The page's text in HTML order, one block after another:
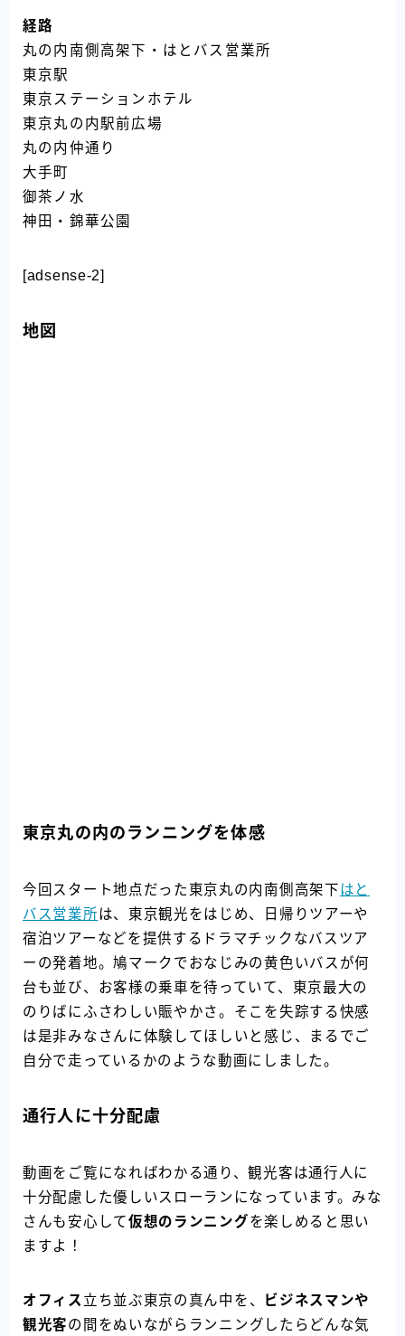
経路
丸の内南側高架下・はとバス営業所
東京駅
東京ステーションホテル
東京丸の内駅前広場
丸の内仲通り
大手町
御茶ノ水
神田・錦華公園
[adsense-2]
地図
東京丸の内のランニングを体感
今回スタート地点だった東京丸の内南側高架下はと
バス営業所は、東京観光をはじめ、日帰りツアーや
宿泊ツアーなどを提供するドラマチックなバスツア
ーの発着地。鳩マークでおなじみの黄色いバスが何
台も並び、お客様の乗車を待っていて、東京最大の
のりばにふさわしい賑やかさ。そこを失踪する快感
は是非みなさんに体験してほしいと感じ、まるでご
自分で走っているかのような動画にしました。
通行人に十分配慮
動画をご覧になればわかる通り、観光客は通行人に
十分配慮した優しいスローランになっています。みな
さんも安心して仮想のランニングを楽しめると思い
ますよ！
オフィス 立ち並ぶ東京の真ん中を、
ビジネスマンや
観光客の間をぬいながらランニングしたらどんな気